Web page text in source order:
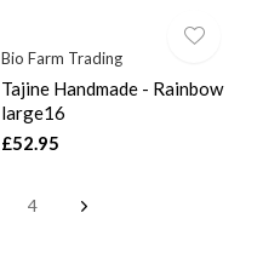
Bio Farm Trading
Tajine Handmade - Rainbow
large16
£52.95
4